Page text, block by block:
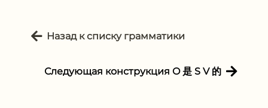
Назад к списку грамматики
Следующая конструкция O 是 S V 的